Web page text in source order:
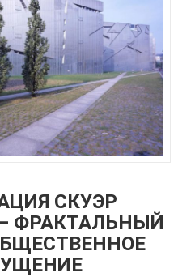
СКУЭР
ФРАКТАЛЬНЫЙ